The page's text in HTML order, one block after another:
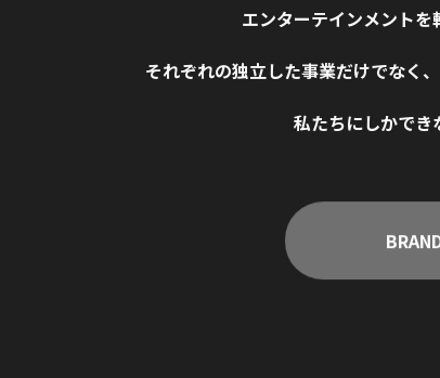
エンターテインメントを
それぞれの独立した事業だけでなく
私たちにしかでき